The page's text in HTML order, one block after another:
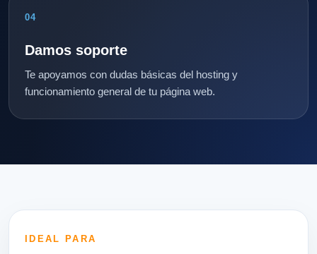
04
Damos soporte
Te apoyamos con dudas básicas del hosting y
funcionamiento general de tu página web.
IDEAL PARA